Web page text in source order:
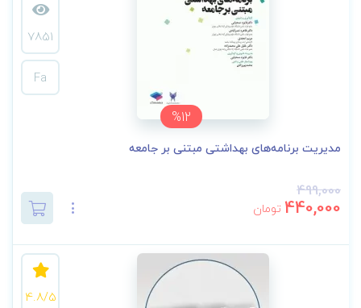
%12
7851
Fa
مدیریت برنامه‌های بهداشتی مبتنی بر جامعه
499,000
440,000 تومان
4.8/5